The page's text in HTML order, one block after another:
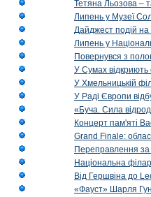
Тетяна Льозова –
Липень у Музеї
Дайджест подій на
Липень у
Повернувся з
У Сумах відкриють
У Хмельницькій
У Раді Європи
«Буча. Сила
Концерт пам'яті
Grand Finale:
Переправлення за
Національна
Від Гершвіна до
«Фауст» Шарля